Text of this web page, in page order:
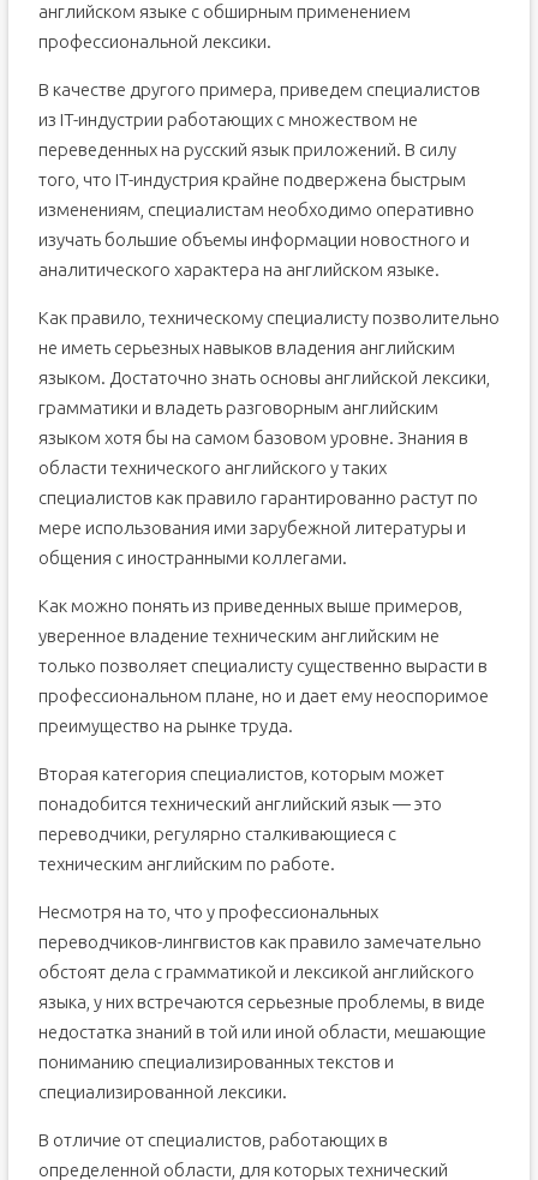
английском языке с обширным применением
профессиональной лексики.
В качестве другого примера, приведем специалистов
из IT-индустрии работающих с множеством не
переведенных на русский язык приложений. В силу
того, что IT-индустрия крайне подвержена быстрым
изменениям, специалистам необходимо оперативно
изучать большие объемы информации новостного и
аналитического характера на английском языке.
Как правило, техническому специалисту позволительно
не иметь серьезных навыков владения английским
языком. Достаточно знать основы английской лексики,
грамматики и владеть разговорным английским
языком хотя бы на самом базовом уровне. Знания в
области технического английского у таких
специалистов как правило гарантированно растут по
мере использования ими зарубежной литературы и
общения с иностранными коллегами.
Как можно понять из приведенных выше примеров,
уверенное владение техническим английским не
только позволяет специалисту существенно вырасти в
профессиональном плане, но и дает ему неоспоримое
преимущество на рынке труда.
Вторая категория специалистов, которым может
понадобится технический английский язык — это
переводчики, регулярно сталкивающиеся с
техническим английским по работе.
Несмотря на то, что у профессиональных
переводчиков-лингвистов как правило замечательно
обстоят дела с грамматикой и лексикой английского
языка, у них встречаются серьезные проблемы, в виде
недостатка знаний в той или иной области, мешающие
пониманию специализированных текстов и
специализированной лексики.
В отличие от специалистов, работающих в
определенной области, для которых технический